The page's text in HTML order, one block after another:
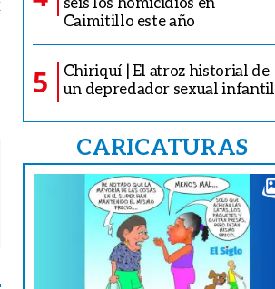
Caimitillo este año
5
Chiriquí | El atroz historial de
un depredador sexual infantil
CARICATURAS